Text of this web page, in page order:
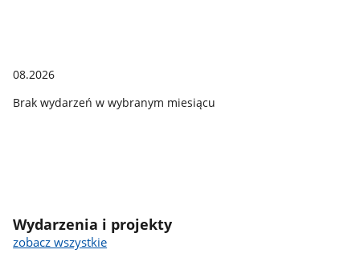
08.2026
Brak wydarzeń w wybranym miesiącu
Wydarzenia i projekty
zobacz wszystkie